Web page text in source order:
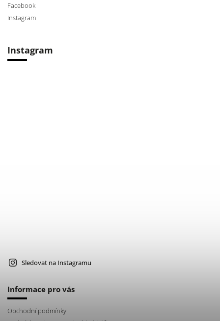
Facebook
Instagram
Instagram
Sledovat na Instagramu
Informace pro vás
Obchodní podmínky